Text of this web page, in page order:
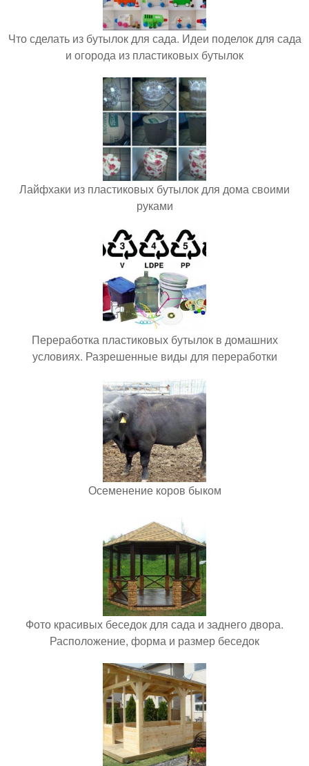
Что сделать из бутылок для сада. Идеи поделок для сада
и огорода из пластиковых бутылок
Лайфхаки из пластиковых бутылок для дома своими
руками
Переработка пластиковых бутылок в домашних
условиях. Разрешенные виды для переработки
Осеменение коров быком
Фото красивых беседок для сада и заднего двора.
Расположение, форма и размер беседок